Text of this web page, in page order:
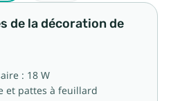
de la décoration de
: 18 W
et pattes à feuillard